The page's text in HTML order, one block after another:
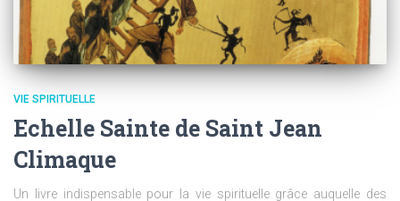
VIE SPIRITUELLE
Echelle Sainte de Saint Jean
Climaque
Un livre indispensable pour la vie spirituelle grâce auquelle des